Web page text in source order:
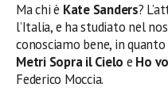
Ma chi è Kate Sanders?
l’Italia, e ha studiato nel
conosciamo bene, in
Metri Sopra il Cielo e Ho
Federico Moccia.